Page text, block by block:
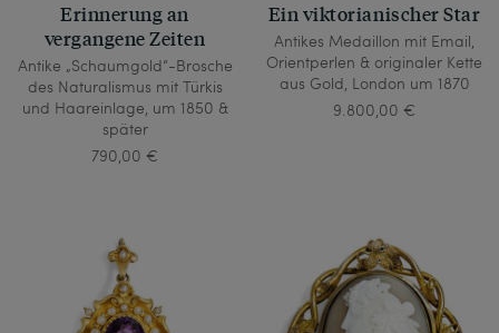
Erinnerung an
vergangene Zeiten
Antike „Schaumgold“-Brosche
des Naturalismus mit Türkis
und Haareinlage, um 1850 &
später
790,00 €
Ein viktorianischer Star
Antikes Medaillon mit Email,
Orientperlen & originaler Kette
aus Gold, London um 1870
9.800,00 €